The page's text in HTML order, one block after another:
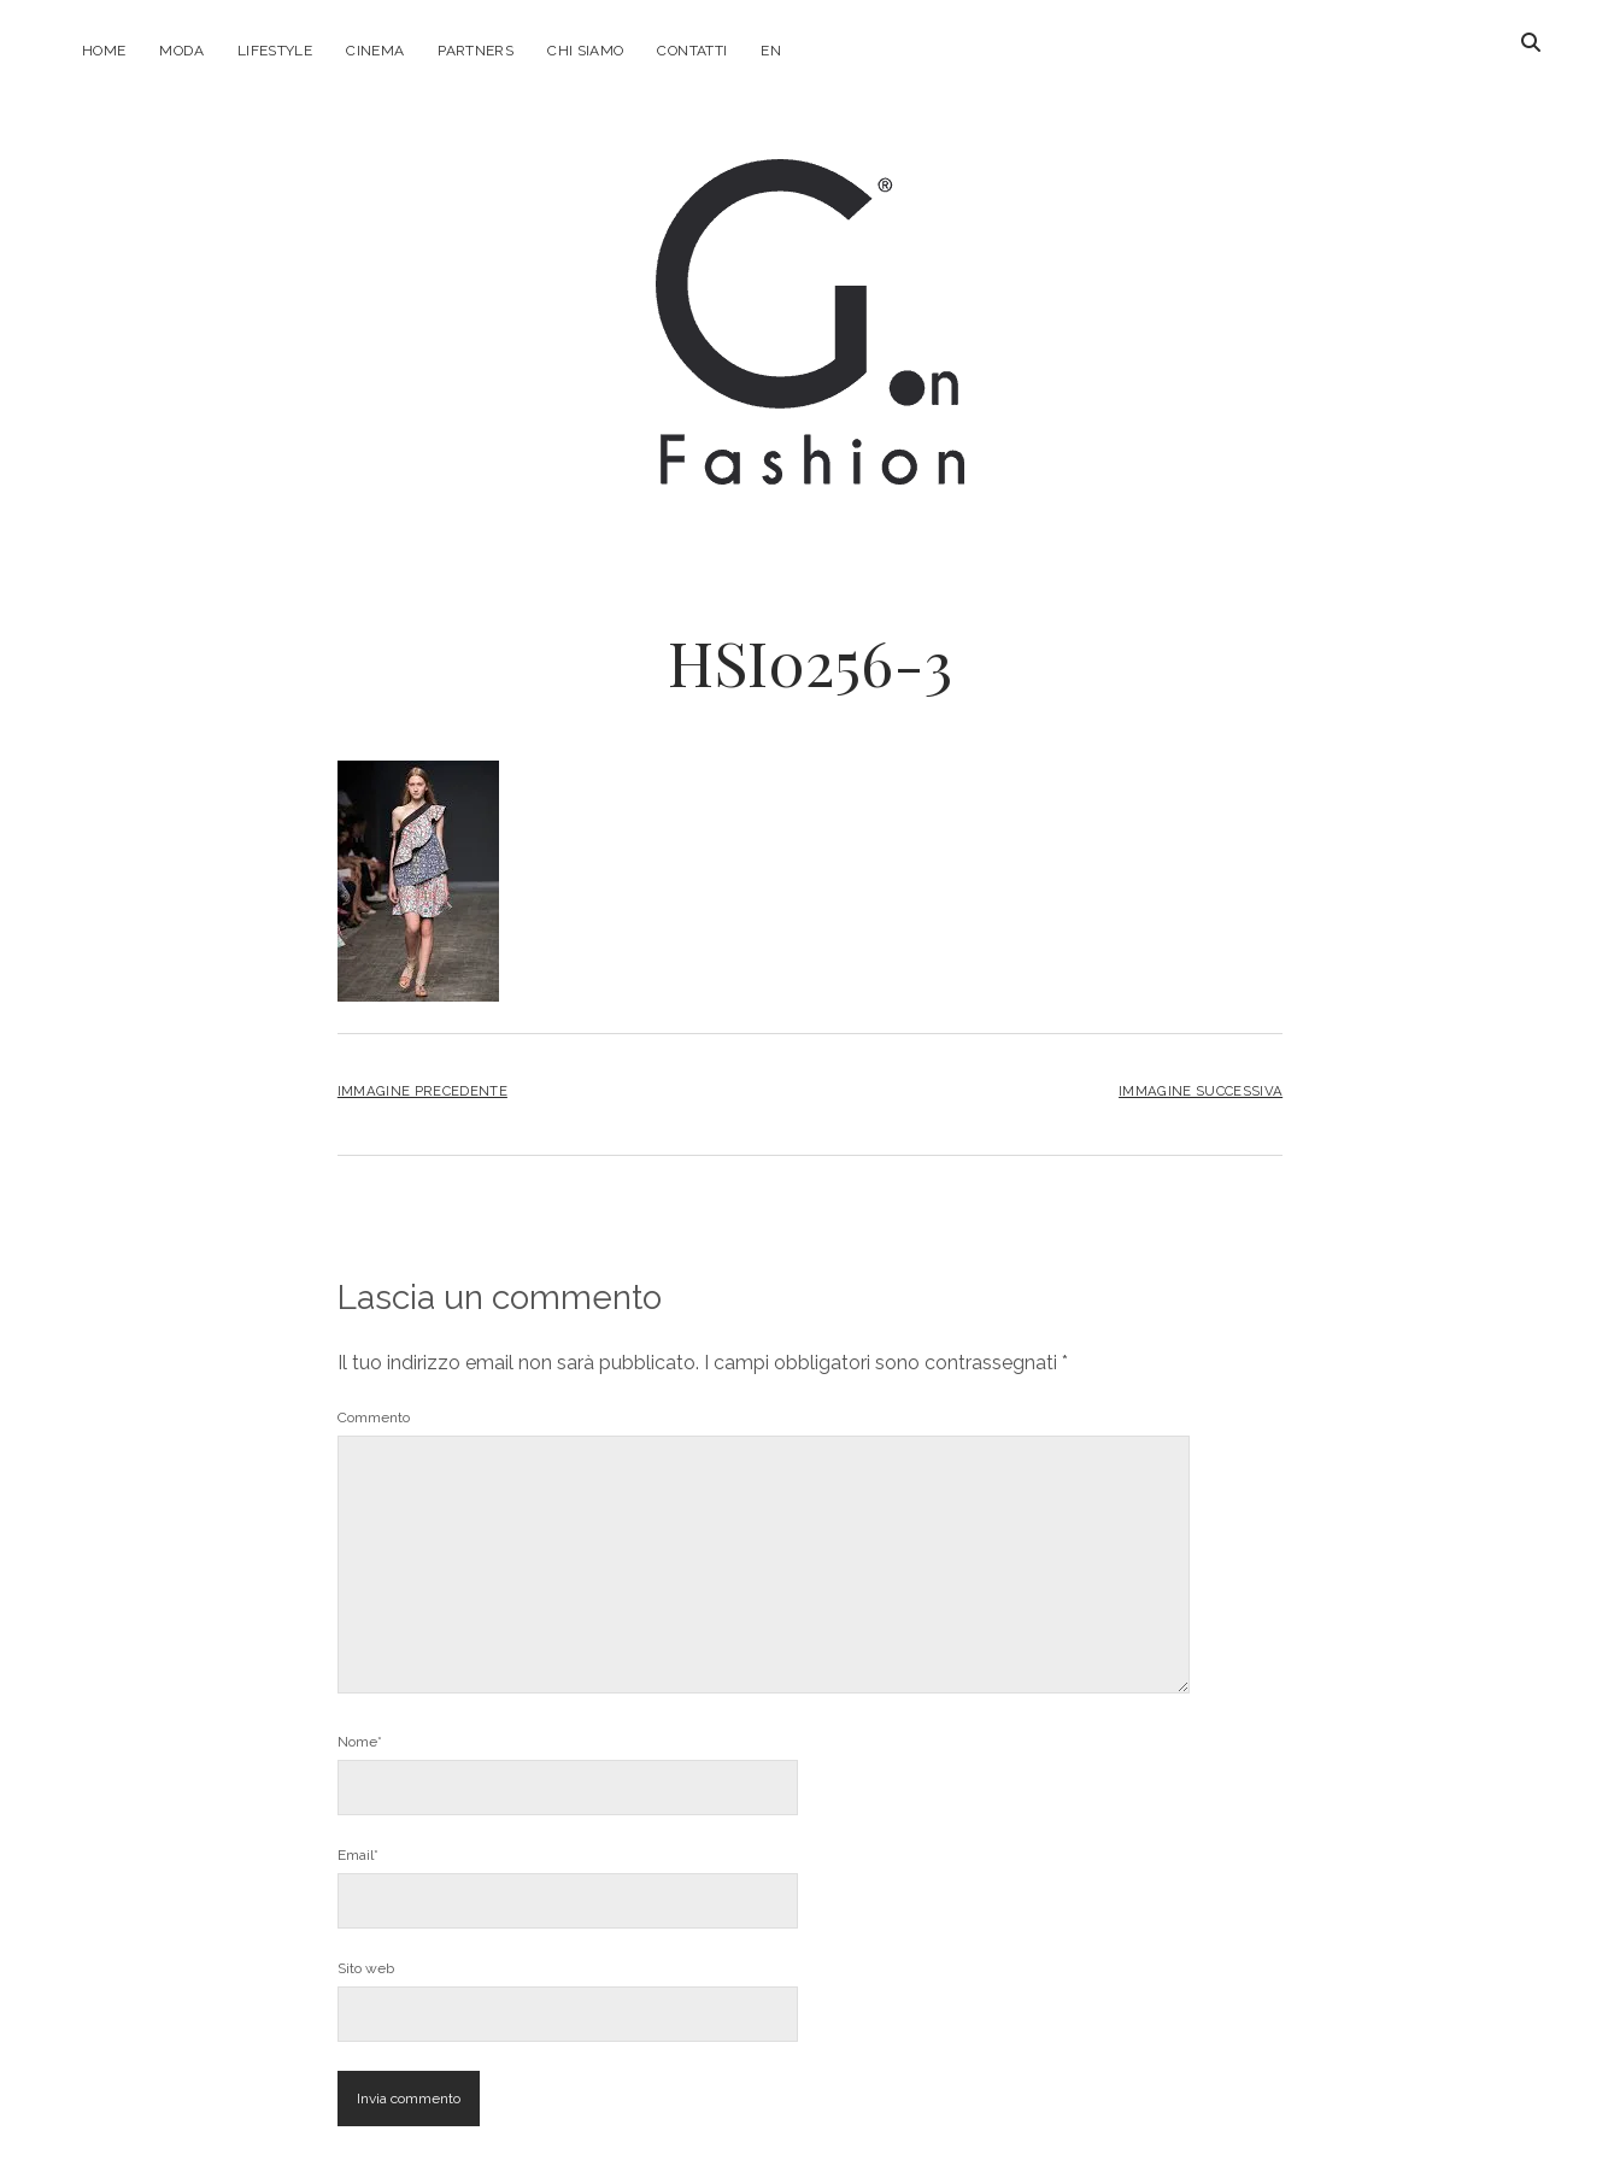
HOME MODA LIFESTYLE CINEMA PARTNERS CHI SIAMO CONTATTI EN
G.on
Fashion
Magazine
HSI0256-3
IMMAGINE PRECEDENTE IMMAGINE SUCCESSIVA
Lascia un commento
Il tuo indirizzo email non sarà pubblicato. I campi obbligatori sono contrassegnati *
Commento
Nome*
Email*
Sito web